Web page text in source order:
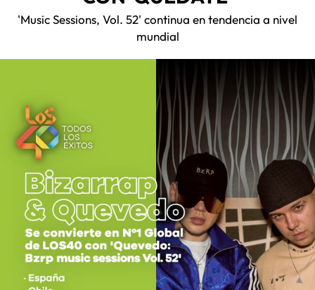
'Music Sessions, Vol. 52' continua en tendencia a nivel
mundial